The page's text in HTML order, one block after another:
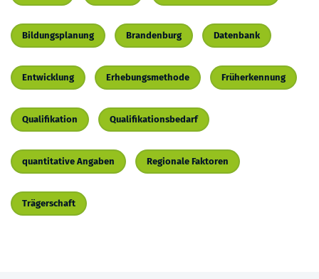
Bildungsplanung Brandenburg Datenbank
Entwicklung Erhebungsmethode Früherkennung
Qualifikation Qualifikationsbedarf
quantitative Angaben Regionale Faktoren
Trägerschaft